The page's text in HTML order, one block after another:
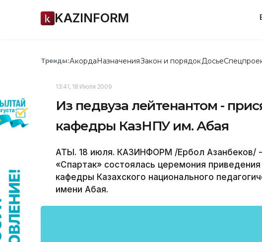
KAZINFORM
Тренды:АкордаНазначенияЗакон и порядок Досье
13:41, 18 Июля 2009
Из педвуза лейтенантом -
кафедры КазНПУ им. Абая
АТЫ. 18 июля. КАЗИНФОРМ /Ербол Азанбеков/
«Спартак» состоялась церемония
кафедры Казахского национального
имени Абая.